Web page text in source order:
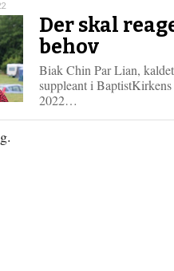
Der skal
behov
Biak Chin Par Lian,
suppleant i
2022…